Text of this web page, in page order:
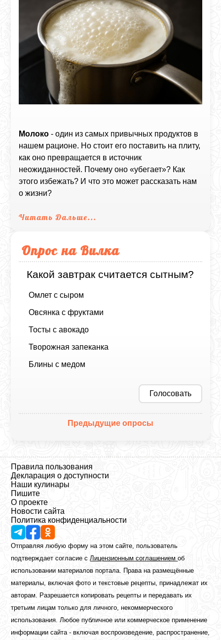
Молоко - один из самых привычных продуктов в
нашем рационе. Но стоит его поставить на плиту,
как оно превращается в источник
неожиданностей. Почему оно «убегает»? Как
этого избежать? И что это может рассказать нам
о жизни?
Читать Дальше...
Опрос на Вилка
Какой завтрак считается сытным?
Омлет с сыром
Овсянка с фруктами
Тосты с авокадо
Творожная запеканка
Блины с медом
Голосовать
Предыдущие опросы
Правила пользования
Декларация о доступности
Наши кулинары
Пишите
О проекте
Новости сайта
Политика конфиденциальности
Отправляя любую форму на этом сайте, пользователь
подтверждает согласие сЛицензионным соглашениемоб
использовании материалов портала. Права на размещённые
материалы, включая фото и текстовые рецепты, принадлежат их
авторам. Разрешается копировать рецепты и передавать их
третьим лицам только для личного, некоммерческого
использования. Любое публичное или коммерческое применение
информации сайта - включая воспроизведение, распространение,